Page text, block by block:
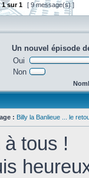
1sur1 [ 9 message(s) ]
Un nouvel épisode
Oui
Non
: Billy la Banlieue ... le
à tous !